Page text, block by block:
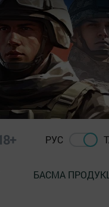
РУС
БАСМА